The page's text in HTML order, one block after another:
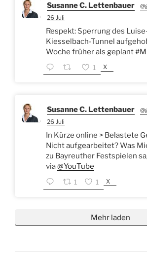
Susanne C. Lettenbauer
26 Juli
Respekt: Sperrung des
Kiesselbach-Tunnel
Woche früher als geplant
1 X
Susanne C. Lettenbauer
26 Juli
In Kürze online > Belastete
Nicht aufgearbeitet? Was
zu Bayreuther Festspielen
via@YouTube
1 1 X
Mehr laden